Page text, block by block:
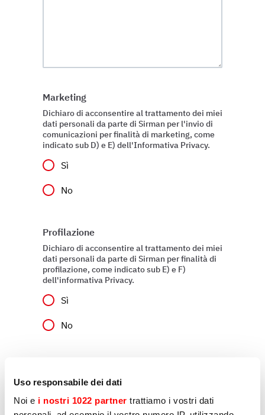
Uso responsabile dei dati
Noi e i nostri 1022 partner trattiamo i vostri dati
Marketing
Dichiaro di acconsentire al trattamento dei miei
dati personali da parte di Sirman per l'invio di
comunicazioni per finalità di marketing, come
indicato sub D) e E) dell'Informativa Privacy.
Sì
No
Profilazione
Dichiaro di acconsentire al trattamento dei miei
dati personali da parte di Sirman per finalità di
profilazione, come indicato sub E) e F)
dell'informativa Privacy.
Sì
No
Invia